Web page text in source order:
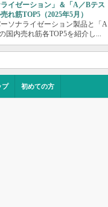
ライゼーション」＆「A／Bテス
れ筋TOP5（2025年5月）
ソナライゼーション製品と「A
国内売れ筋各TOP5を紹介し...
プ 初めての方